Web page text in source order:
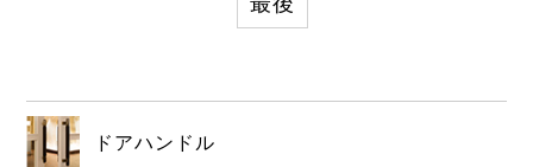
ドアハンドル